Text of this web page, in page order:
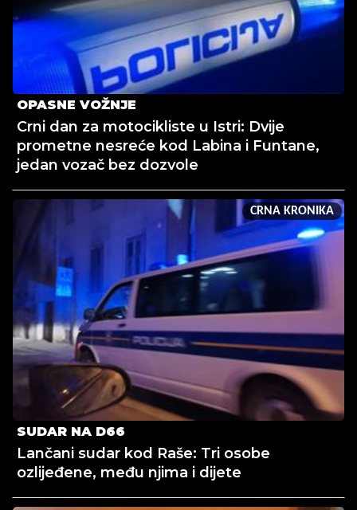
OPASNE VOŽNJE
Crni dan za motocikliste u Istri: Dvije
prometne nesreće kod Labina i Funtane,
jedan vozač bez dozvole
CRNA KRONIKA
SUDAR NA D66
Lančani sudar kod Raše: Tri osobe
ozlijeđene, među njima i dijete